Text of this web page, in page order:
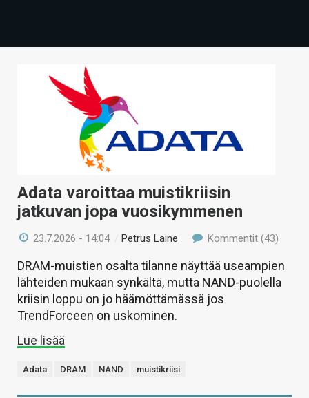
TECHBBS
HAKU
Adata varoittaa muistikriisin
jatkuvan jopa vuosikymmenen
23.7.2026 - 14:04 /Petrus Laine Kommentit (43)
DRAM-muistien osalta tilanne näyttää useampien
lähteiden mukaan synkältä, mutta NAND-puolella
kriisin loppu on jo häämöttämässä jos
TrendForceen on uskominen.
Lue lisää
Adata DRAM NAND muistikriisi